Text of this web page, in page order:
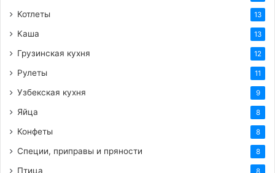
Котлеты 13
Каша 13
Грузинская кухня 12
Рулеты 11
Узбекская кухня 9
Яйца 8
Конфеты 8
Специи, приправы и пряности 8
Птица 8